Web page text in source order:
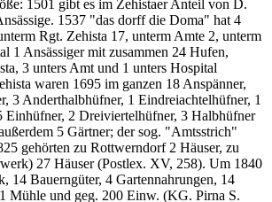
1501 gibt es im Zehistaer Anteil von D.
1537 "das dorff die Doma" hat 4
Rgt. Zehista 17, unterm Amte 2, unterm
1 Ansässiger mit zusammen 24 Hufen,
3 unters Amt und 1 unters Hospital
waren 1695 im ganzen 18 Anspänner,
3 Anderthalbhüfner, 1 Eindreiachtelhüfner, 1
Einhüfner, 2 Dreiviertelhüfner, 3 Halbhüfner
5 Gärtner; der sog. "Amtsstrich"
gehörten zu Rottwerndorf 2 Häuser, zu
27 Häuser (Postlex. XV, 258). Um 1840
14 Bauerngüter, 4 Gartennahrungen, 14
Mühle und geg. 200 Einw. (KG. Pirna S.